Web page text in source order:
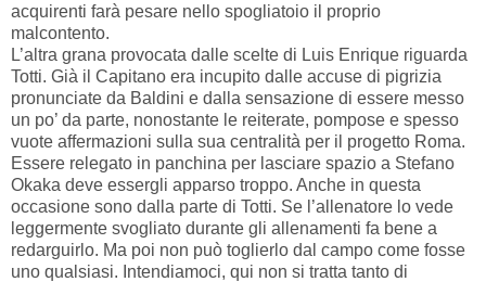
acquirenti farà pesare nello spogliatoio il proprio
malcontento.
L’altra grana provocata dalle scelte di Luis Enrique riguarda
Totti. Già il Capitano era incupito dalle accuse di pigrizia
pronunciate da Baldini e dalla sensazione di essere messo
un po’ da parte, nonostante le reiterate, pompose e spesso
vuote affermazioni sulla sua centralità per il progetto Roma.
Essere relegato in panchina per lasciare spazio a Stefano
Okaka deve essergli apparso troppo. Anche in questa
occasione sono dalla parte di Totti. Se l’allenatore lo vede
leggermente svogliato durante gli allenamenti fa bene a
redarguirlo. Ma poi non può toglierlo dal campo come fosse
uno qualsiasi. Intendiamoci, qui non si tratta tanto di